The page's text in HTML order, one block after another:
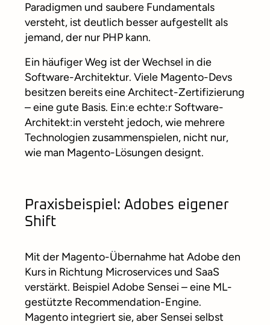
Paradigmen und saubere Fundamentals
versteht, ist deutlich besser aufgestellt als
jemand, der nur PHP kann.
Ein häufiger Weg ist der Wechsel in die
Software-Architektur. Viele Magento-Devs
besitzen bereits eine Architect-Zertifizierung
– eine gute Basis. Ein:e echte:r Software-
Architekt:in versteht jedoch, wie mehrere
Technologien zusammenspielen, nicht nur,
wie man Magento-Lösungen designt.
Praxisbeispiel: Adobes eigener
Shift
Mit der Magento-Übernahme hat Adobe den
Kurs in Richtung Microservices und SaaS
verstärkt. Beispiel Adobe Sensei – eine ML-
gestützte Recommendation-Engine.
Magento integriert sie, aber Sensei selbst